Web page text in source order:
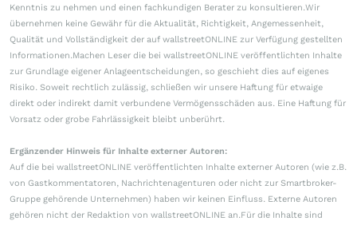
Kenntnis zu nehmen und einen fachkundigen Berater zu konsultieren.Wir
übernehmen keine Gewähr für die Aktualität, Richtigkeit, Angemessenheit,
Qualität und Vollständigkeit der auf wallstreetONLINE zur Verfügung gestellten
Informationen.Machen Leser die bei wallstreetONLINE veröffentlichten Inhalte
zur Grundlage eigener Anlageentscheidungen, so geschieht dies auf eigenes
Risiko. Soweit rechtlich zulässig, schließen wir unsere Haftung für etwaige
direkt oder indirekt damit verbundene Vermögensschäden aus. Eine Haftung für
Vorsatz oder grobe Fahrlässigkeit bleibt unberührt.
Ergänzender Hinweis für Inhalte externer Autoren:
Auf die bei wallstreetONLINE veröffentlichten Inhalte externer Autoren (wie z.B.
von Gastkommentatoren, Nachrichtenagenturen oder nicht zur Smartbroker-
Gruppe gehörende Unternehmen) haben wir keinen Einfluss. Externe Autoren
gehören nicht der Redaktion von wallstreetONLINE an.Für die Inhalte sind